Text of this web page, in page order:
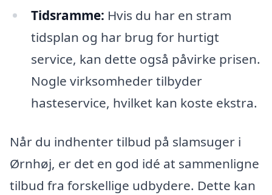
Tidsramme: Hvis du har en stram
tidsplan og har brug for hurtigt
service, kan dette også påvirke prisen.
Nogle virksomheder tilbyder
hasteservice, hvilket kan koste ekstra.
Når du indhenter tilbud på slamsuger i
Ørnhøj, er det en god idé at sammenligne
tilbud fra forskellige udbydere. Dette kan